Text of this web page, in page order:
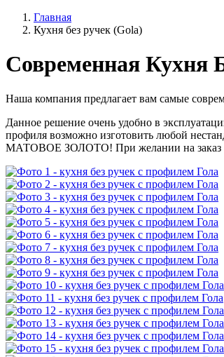
Главная
Кухня без ручек (Gola)
Современная
Наша компания предлагает вам самые
Данное решение очень удобно в
профиля возможно изготовить любой
МАТОВОЕ ЗОЛОТО! При желании на заказ